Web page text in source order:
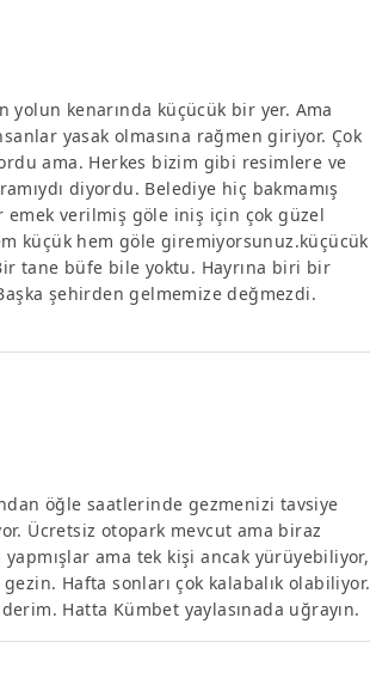
kenarında küçücük bir yer. Ama
yasak olmasına rağmen giriyor. Çok
ama. Herkes bizim gibi resimlere ve
diyordu. Belediye hiç bakmamış
verilmiş göle iniş için çok güzel
küçük hem göle giremiyorsunuz.küçücük
tane büfe bile yoktu. Hayrına biri bir
şehirden gelmemize değmezdi.
öğle saatlerinde gezmenizi tavsiye
Ücretsiz otopark mevcut ama biraz
ama tek kişi ancak yürüyebiliyor,
Hafta sonları çok kalabalık olabiliyor.
Hatta Kümbet yaylasınada uğrayın.